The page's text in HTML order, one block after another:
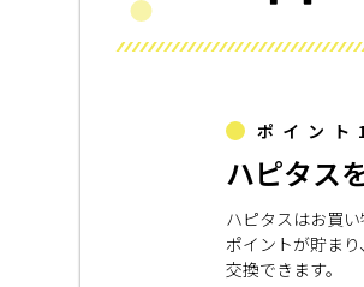
ポイント
ハピタス
ハピタスはお買
ポイントが貯ま
交換できます。